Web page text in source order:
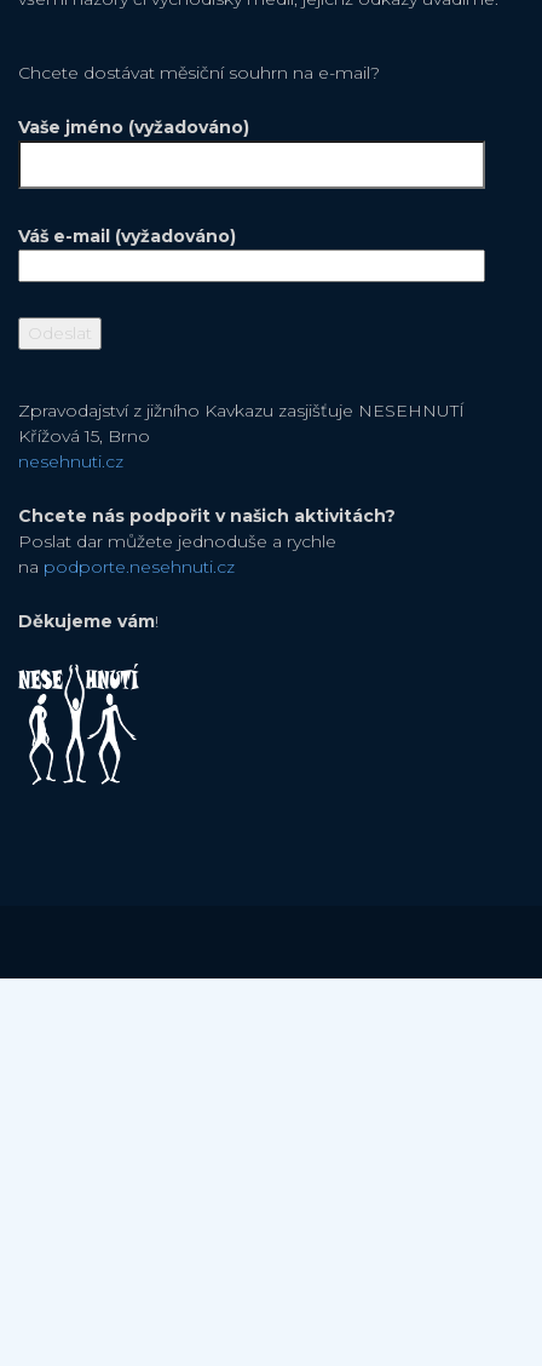
Chcete dostávat měsiční souhrn na e-mail?
Vaše jméno (vyžadováno)
Váš e-mail (vyžadováno)
Zpravodajství z jižního Kavkazu zasjišťuje NESEHNUTÍ
Křížová 15, Brno
nesehnuti.cz
Chcete nás podpořit v našich aktivitách?
Poslat dar můžete jednoduše a rychle
na podporte.nesehnuti.cz
Děkujeme vám!